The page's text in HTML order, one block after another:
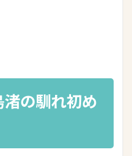
の馴れ初め